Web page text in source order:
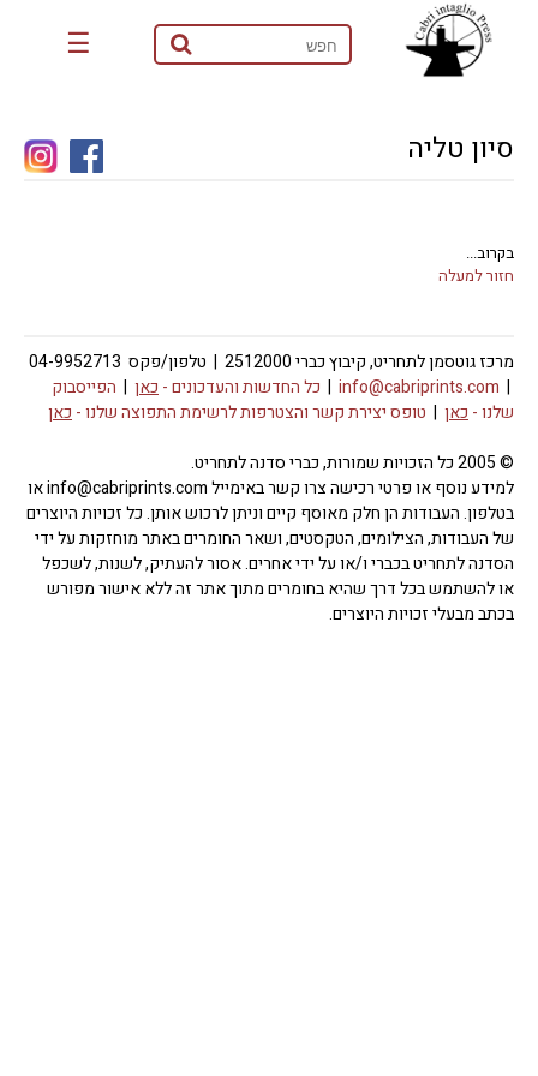
☰
סיון טליה
בקרוב...
חזור למעלה
מרכז גוטסמן לתחריט, קיבוץ כברי 2512000 | טלפון/פקס 04-9952713
|
info@cabriprints.com
| כל החדשות והעדכונים -כאן | הפייסבוק
שלנו -כאן | טופס יצירת קשר והצטרפות לרשימת התפוצה שלנו -כאן
© 2005 כל הזכויות שמורות, כברי סדנה לתחריט.
למידע נוסף או פרטי רכישה צרו קשר באימייל info@cabriprints.com או
בטלפון. העבודות הן חלק מאוסף קיים וניתן לרכוש אותן. כל זכויות היוצרים
של העבודות, הצילומים, הטקסטים, ושאר החומרים באתר מוחזקות על ידי
הסדנה לתחריט בכברי ו/או על ידי אחרים. אסור להעתיק, לשנות, לשכפל
או להשתמש בכל דרך שהיא בחומרים מתוך אתר זה ללא אישור מפורש
בכתב מבעלי זכויות היוצרים.